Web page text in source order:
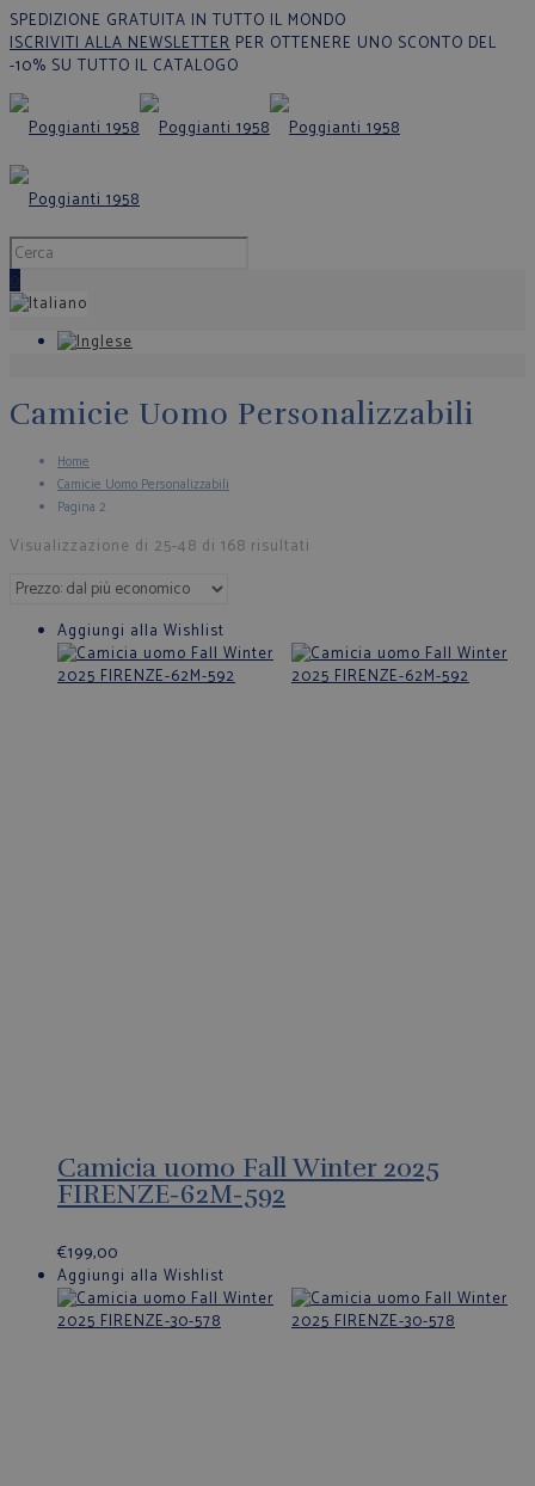
SPEDIZIONE GRATUITA IN TUTTO IL MONDO
ISCRIVITI ALLA NEWSLETTER PER OTTENERE UNO SCONTO DEL
-10% SU TUTTO IL CATALOGO
0
Camicie Uomo Personalizzabili
Home
Camicie Uomo Personalizzabili
Pagina 2
Visualizzazione di 25-48 di 168 risultati
Aggiungi alla Wishlist
Camicia uomo Fall Winter 2025
FIRENZE-62M-592
€199,00
Aggiungi alla Wishlist